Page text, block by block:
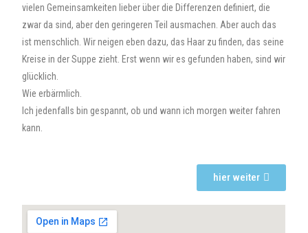
vielen Gemeinsamkeiten lieber über die Differenzen definiert, die
zwar da sind, aber den geringeren Teil ausmachen. Aber auch das
ist menschlich. Wir neigen eben dazu, das Haar zu finden, das seine
Kreise in der Suppe zieht. Erst wenn wir es gefunden haben, sind wir
glücklich.
Wie erbärmlich.
Ich jedenfalls bin gespannt, ob und wann ich morgen weiter fahren
kann.
hier weiter